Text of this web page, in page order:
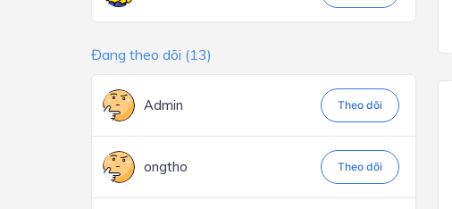
Đang theo dõi (13)
Admin Theo dõi
ongtho Theo dõi